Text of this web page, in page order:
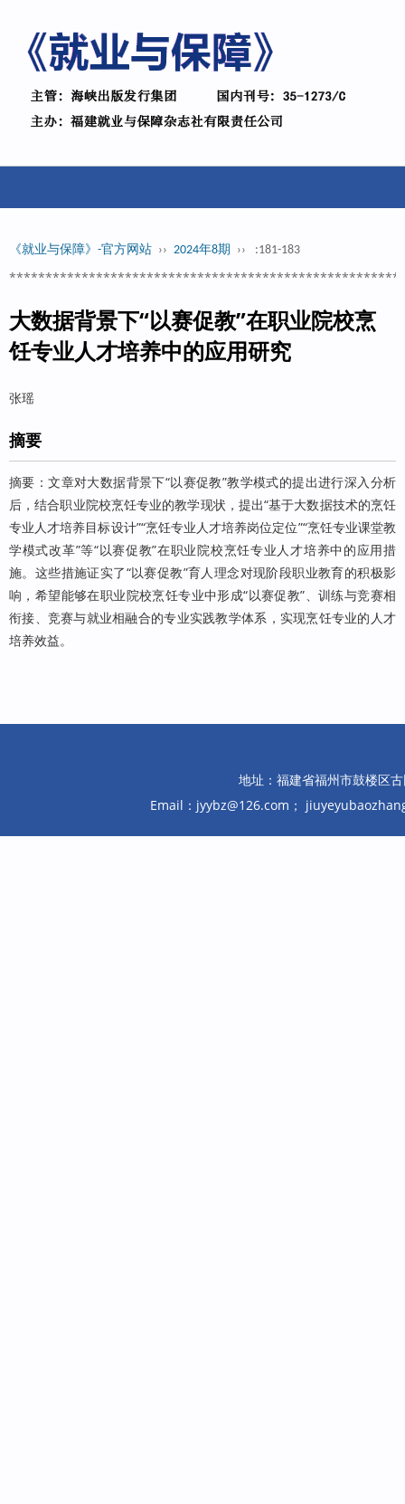
《就业与保障》-官方网站 ›› 2024年8期 ›› :181-183
大数据背景下“以赛促教”在职业院校烹
饪专业人才培养中的应用研究
张瑶
摘要
摘要：文章对大数据背景下“以赛促教”教学模式的提出进行深入分析
后，结合职业院校烹饪专业的教学现状，提出“基于大数据技术的烹饪
专业人才培养目标设计”“烹饪专业人才培养岗位定位”“烹饪专业课堂教
学模式改革”等“以赛促教”在职业院校烹饪专业人才培养中的应用措
施。这些措施证实了“以赛促教”育人理念对现阶段职业教育的积极影
响，希望能够在职业院校烹饪专业中形成“以赛促教”、训练与竞赛相
衔接、竞赛与就业相融合的专业实践教学体系，实现烹饪专业的人才
培养效益。
地址：福建省福州市鼓楼区
Email：jyybz@126.com；